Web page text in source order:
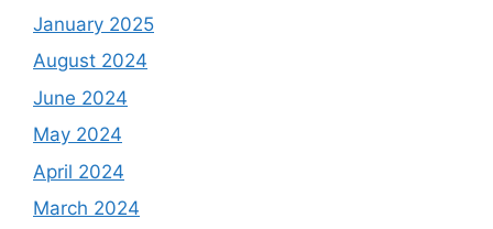
January 2025
August 2024
June 2024
May 2024
April 2024
March 2024